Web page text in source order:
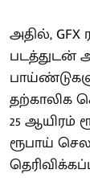
அதில்,
படத்துடன்
தற்காலிக
25 ஆயிரம்
ரூபாய்